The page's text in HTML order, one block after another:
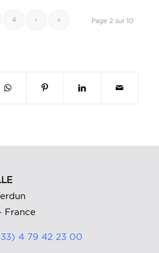
Page 2 sur 10
4 › »
France
4 79 42 23 00